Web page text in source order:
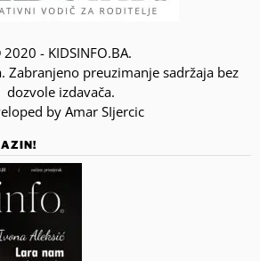
- KIDSINFO.BA.
Zabranjeno preuzimanje sadržaja bez
dozvole izdavača.
by Amar SIjercic